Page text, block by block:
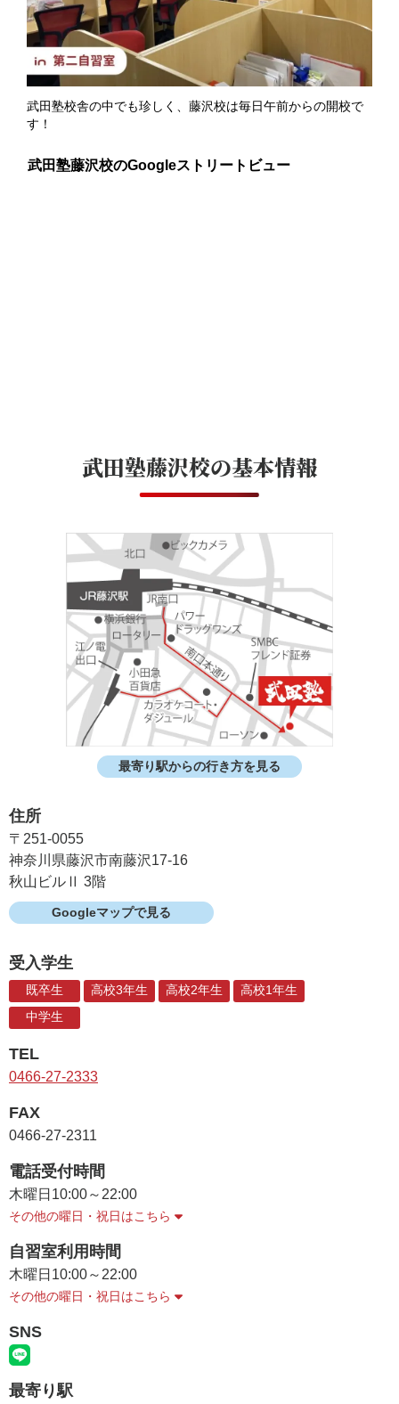
武田塾校舎の中でも珍しく、藤沢校は毎日午前からの開校で
す！
武田塾藤沢校のGoogleストリートビュー
武田塾藤沢校の基本情報
最寄り駅からの行き方を見る
住所
〒251-0055
神奈川県藤沢市南藤沢17-16
秋山ビルⅡ 3階
Googleマップで見る
受入学生
既卒生 高校3年生 高校2年生
高校1年生
中学生
TEL
0466-27-2333
FAX
0466-27-2311
電話受付時間
木曜日 10:00～22:00
その他の曜日・祝日はこちら
自習室利用時間
木曜日 10:00～22:00
その他の曜日・祝日はこちら
SNS
最寄り駅